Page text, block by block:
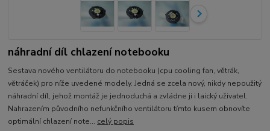
náhradní díl chlazení notebooku
Sestava nového ventilátoru do notebooku (cpu cooling fan, větrák,
větráček) pro níže uvedené modely. Jedná se zcela nový, nikdy nepoužitý
náhradní díl, jehož montáž je jednoduchá a zvládne ji i laický uživatel.
Nahrazením původního nefunkčního ventilátoru tímto kusem obnovíte
optimální chlazení note... celý popis